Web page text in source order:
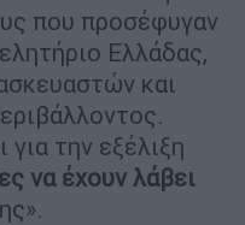
που προσέφυγαν
Ελλάδας,
και
την εξέλιξη
να έχουν λάβει